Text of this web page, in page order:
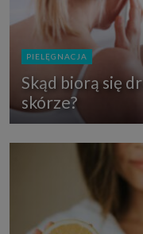
PIELĘGNACJA
Skąd biorą się
skórze?